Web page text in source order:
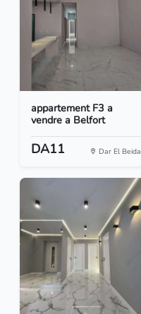
appartement F3 a
vendre a Belfort
DA11 Dar El Beida